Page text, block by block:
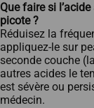
Que faire si
picote ?
Réduisez la
appliquez-le sur
seconde couche
autres acides le
est sévère ou
médecin.